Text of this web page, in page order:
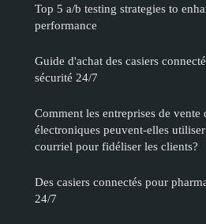
Top 5 a/b testing strategies to
performance
Guide d'achat des casiers
sécurité 24/7
Comment les entreprises de vente
électroniques peuvent-elles
courriel pour fidéliser les clients?
Des casiers connectés pour
24/7